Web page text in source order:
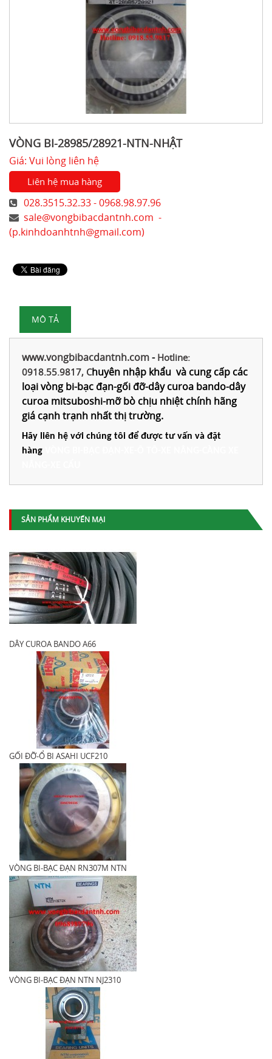
VÒNG BI-28985/28921-NTN-NHẬT
Giá: Vui lòng liên hệ
Liên hệ mua hàng
028.3515.32.33 - 0968.98.97.96
sale@vongbibacdantnh.com -
(p.kinhdoanhtnh@gmail.com)
MÔ TẢ
www.vongbibacdantnh.com- Hotline:
0918.55.9817, Chuyên nhập khẩu và cung cấp các
loại vòng bi-bạc đạn-gối đỡ-dây curoa bando-dây
curoa mitsuboshi-mỡ bò chịu nhiệt chính hãng
giá cạnh trạnh nhất thị trường.
Hãy liên hệ với chúng tôi để được tư vấn và đặt
hàng
SẢN PHẨM KHUYẾN MẠI
DÂY CUROA BANDO A66
GỐI ĐỠ-Ổ BI ASAHI UCF210
VÒNG BI-BẠC ĐẠN RN307M NTN
VÒNG BI-BẠC ĐẠN NTN NJ2310